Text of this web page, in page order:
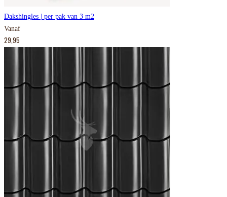
Dakshingles | per pak van 3 m2
Vanaf
29,95